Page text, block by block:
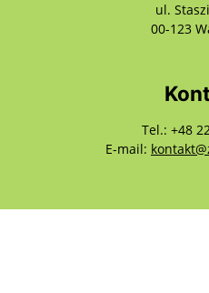
ul.
00-123
Tel.: +48
E-mail: